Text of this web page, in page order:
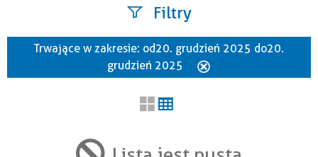
Filtry
Szukana fraza
Trwające w zakresie: od 20. grudzień 2025 do 20.
grudzień 2025